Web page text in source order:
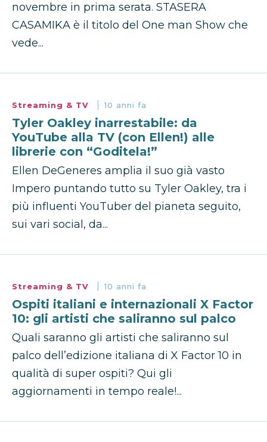
novembre in prima serata. STASERA
CASAMIKA è il titolo del One man Show che
vede...
Streaming & TV 10 anni fa
Tyler Oakley inarrestabile: da
YouTube alla TV (con Ellen!) alle
librerie con “Goditela!”
Ellen DeGeneres amplia il suo già vasto
Impero puntando tutto su Tyler Oakley, tra i
più influenti YouTuber del pianeta seguito,
sui vari social, da...
Streaming & TV 10 anni fa
Ospiti italiani e internazionali X Factor
10: gli artisti che saliranno sul palco
Quali saranno gli artisti che saliranno sul
palco dell’edizione italiana di X Factor 10 in
qualità di super ospiti? Qui gli
aggiornamenti in tempo reale!...